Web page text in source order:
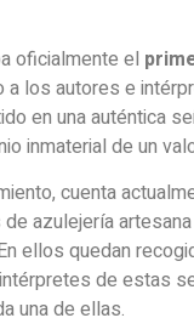
oficialmente el
a los autores e
en una auténtica
inmaterial de un
cuenta
azulejería
ellos quedan
de estas
una de ellas.